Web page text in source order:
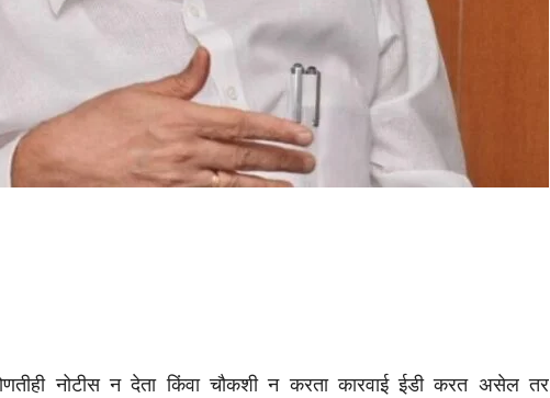
नोटीस न देता किंवा चौकशी न करता कारवाई ईडी करत असेल तर